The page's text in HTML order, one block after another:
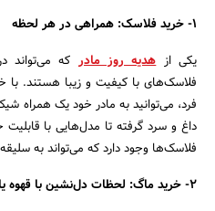
1- خرید فلاسک: همراهی در هر لحظه
یکی ازهدیه روز مادر که می‌تواند
فلاسک‌های با کیفیت و زیبا هستند.
فرد، می‌توانید به مادر خود یک همراه
داغ و سرد گرفته تا مدل‌هایی با
فلاسک‌ها وجود دارد که می‌تواند به
2- خرید ماگ: لحظات دل‌نشین با قهوه یا چای